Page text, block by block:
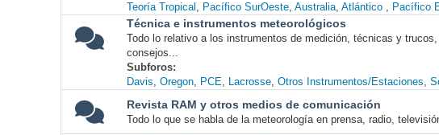
Teoría Tropical
Pacífico SurOeste Australia Atlántico Pacífico
Técnica e instrumentos meteorológicos
Todo lo relativo a los instrumentos de medición, técnicas y
consejos...
Subforos
Davis Oregon PCE Lacrosse Otros Instrumentos/Estaciones
Revista RAM y otros medios de comunicación
Todo lo que se habla de la meteorología en prensa, radio,